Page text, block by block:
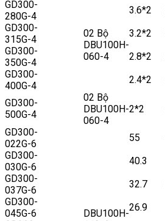
GD300-
280G-4
02 Bộ
DBU100H-
060-4
3.6*2
GD300-
315G-4
3.2*2
GD300-
350G-4
2.8*2
GD300-
400G-4
2.4*2
GD300-
500G-4
02 Bộ
DBU100H-
060-4
2*2
GD300-
022G-6
DBU100H-
55
GD300-
030G-6
40.3
GD300-
037G-6
32.7
GD300-
045G-6
26.9